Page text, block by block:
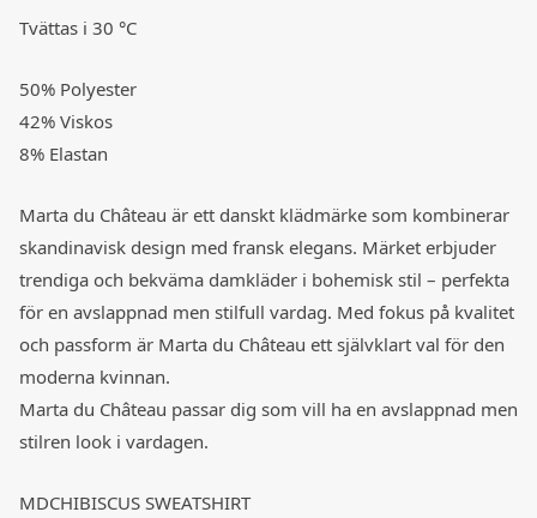
Tvättas i 30 °C
50% Polyester
42% Viskos
8% Elastan
Marta du Château är ett danskt klädmärke som kombinerar
skandinavisk design med fransk elegans. Märket erbjuder
trendiga och bekväma damkläder i bohemisk stil – perfekta
för en avslappnad men stilfull vardag. Med fokus på kvalitet
och passform är Marta du Château ett självklart val för den
moderna kvinnan.
Marta du Château passar dig som vill ha en avslappnad men
stilren look i vardagen.
MDCHIBISCUS SWEATSHIRT